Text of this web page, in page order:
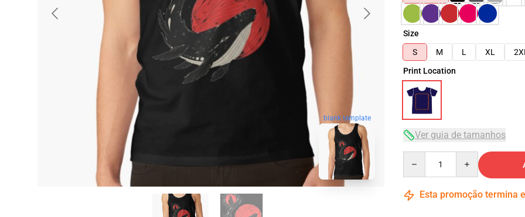
blank template
Size
S
M L XL
Print Location
Ver guia de tamanhos
Esta promoção termina